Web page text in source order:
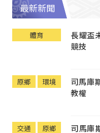
最新新聞
體育
長耀盃
競技
原鄉 環境
司馬庫
教權
交通 原鄉
司馬庫